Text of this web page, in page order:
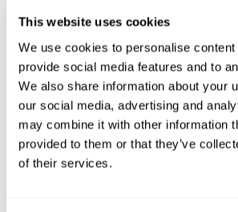
This website uses cookies
We use cookies to personalise
provide social media features and to
We also share information about your
our social media, advertising and
may combine it with other information
provided to them or that they’ve
of their services.
nombre et la densité des fuseaux du sommeil.
Il est donc raisonnable de supposer qu'un
entraînement cognitif
Changer la structure du sommeil
Améliorer la qualité du sommeil.
Améliorer l'état cognitif
Méthodologie